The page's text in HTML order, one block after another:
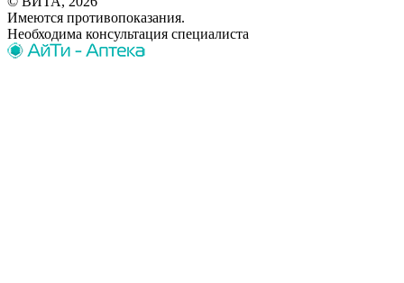
Имеются противопоказания.
Необходима консультация специалиста